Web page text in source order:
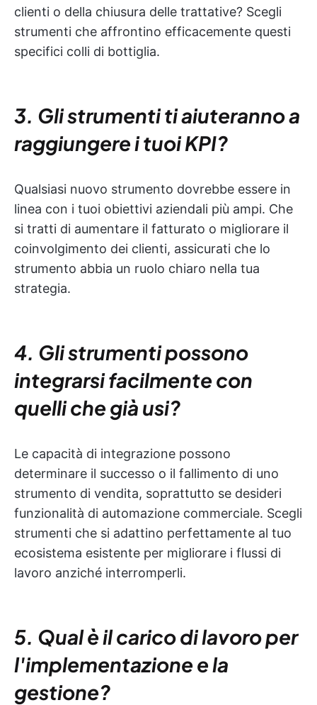
clienti o della chiusura delle trattative? Scegli
strumenti che affrontino efficacemente questi
specifici colli di bottiglia.
3. Gli strumenti ti aiuteranno a
raggiungere i tuoi KPI?
Qualsiasi nuovo strumento dovrebbe essere in
linea con i tuoi obiettivi aziendali più ampi. Che
si tratti di aumentare il fatturato o migliorare il
coinvolgimento dei clienti, assicurati che lo
strumento abbia un ruolo chiaro nella tua
strategia.
4. Gli strumenti possono
integrarsi facilmente con
quelli che già usi?
Le capacità di integrazione possono
determinare il successo o il fallimento di uno
strumento di vendita, soprattutto se desideri
funzionalità di automazione commerciale. Scegli
strumenti che si adattino perfettamente al tuo
ecosistema esistente per migliorare i flussi di
lavoro anziché interromperli.
5. Qual è il carico di lavoro per
l'implementazione e la
gestione?